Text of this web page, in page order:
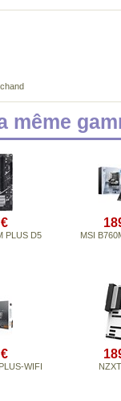
même
PLUS D5 MSI
WIFI